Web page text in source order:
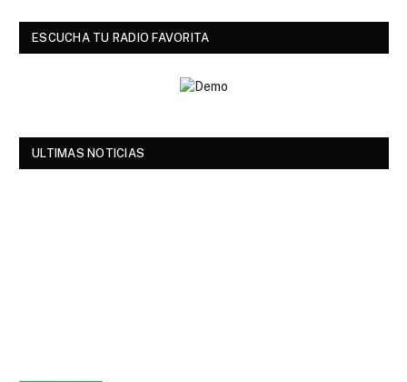
ESCUCHA TU RADIO FAVORITA
ULTIMAS NOTICIAS